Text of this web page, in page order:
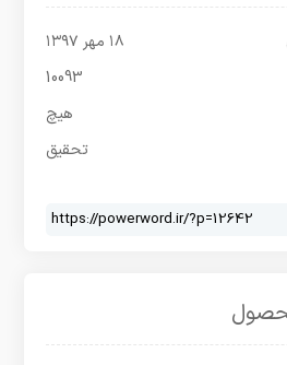
۱۸ مهر ۱۳۹۷
10093
هیچ
تحقیق